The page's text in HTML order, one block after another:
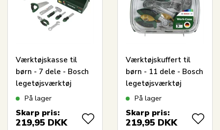
Værktøjskasse til
børn - 7 dele - Bosch
legetøjsværktøj
På lager
Skarp pris:
219,95 DKK
Værktøjskuffert til
børn - 11 dele - Bosch
legetøjsværktøj
På lager
Skarp pris:
219,95 DKK